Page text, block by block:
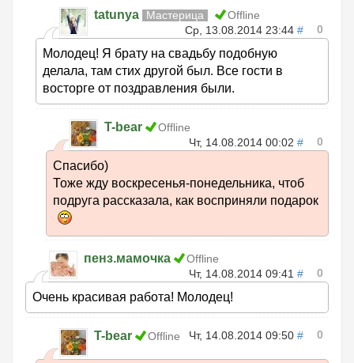
tatunya Мастерица
Offline
Ср, 13.08.2014 23:44 # 0
Молодец! Я брату на свадьбу подобную
делала, там стих другой был. Все гости в
восторге от поздравления были.
T-bear
Offline
Чт, 14.08.2014 00:02 # 0
Спасибо)
Тоже жду воскресенья-понедельника, чтоб
подруга рассказала, как восприняли подарок
пенз.мамочка
Offline
Чт, 14.08.2014 09:41 # 0
Очень красивая работа! Молодец!
T-bear Offline Чт, 14.08.2014 09:50 # 0